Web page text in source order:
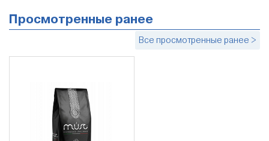
Просмотренные ранее
Все просмотренные ранее >